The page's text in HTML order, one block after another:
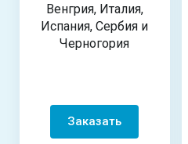
Венгрия, Италия,
Испания, Сербия и
Черногория
Заказать